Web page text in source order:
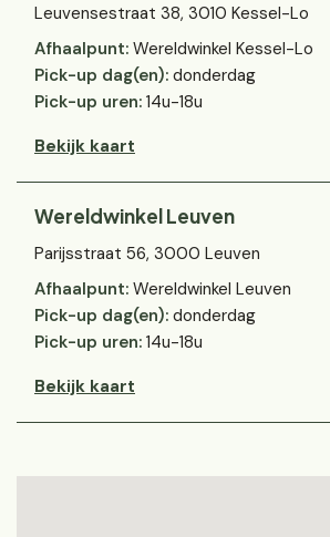
Leuvensestraat 38, 3010 Kessel-Lo
Afhaalpunt: Wereldwinkel Kessel-Lo
Pick-up dag(en): donderdag
Pick-up uren: 14u-18u
Bekijk kaart
Wereldwinkel Leuven
Parijsstraat 56, 3000 Leuven
Afhaalpunt: Wereldwinkel Leuven
Pick-up dag(en): donderdag
Pick-up uren: 14u-18u
Bekijk kaart